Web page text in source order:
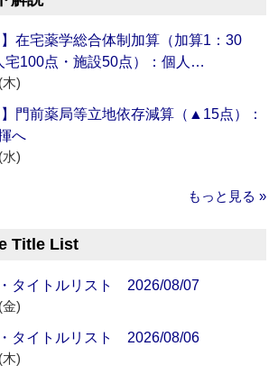
】在宅薬学総合体制加算（加算1：30
宅100点・施設50点）：個人…
)
】門前薬局等立地依存減算（▲15点）：
へ
)
もっと見る »
Title List
タイトルリスト 2026/08/07
)
タイトルリスト 2026/08/06
)